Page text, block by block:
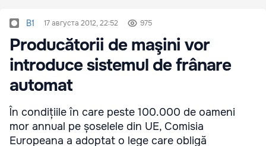
B1 17 августа 2012, 22:52 975
Producătorii de maşini vor
introduce sistemul de frânare
automat
În condițiile în care peste 100.000 de oameni
mor annual pe șoselele din UE, Comisia
Europeana a adoptat o lege care obligă